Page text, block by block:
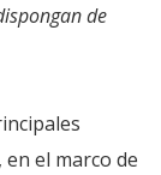
de
el marco de